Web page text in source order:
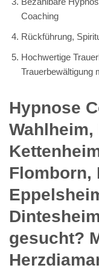
Coaching
Rückführung,
Hochwertige
Trauerbewältigung
Hypnose
Flomborn,
gesucht?